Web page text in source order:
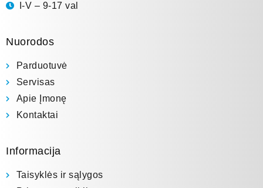
I-V – 9-17 val
Nuorodos
Parduotuvė
Servisas
Apie Įmonę
Kontaktai
Informacija
Taisyklės ir sąlygos